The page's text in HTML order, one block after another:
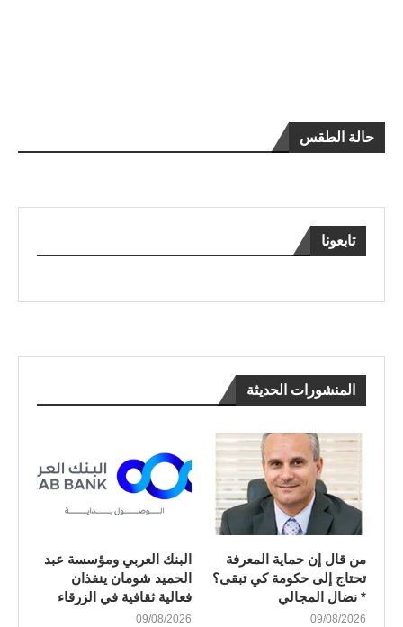
حالة الطقس
تابعونا
المنشورات الحديثة
من قال إن حماية المعرفة
تحتاج إلى حكومة كي تبقى؟
* نضال المجالي
09/08/2026
البنك العربي ومؤسسة عبد
الحميد شومان ينفذان
فعالية ثقافية في الزرقاء
09/08/2026